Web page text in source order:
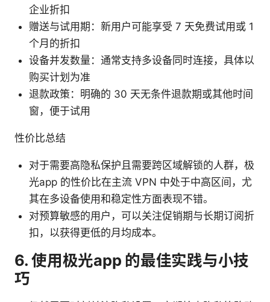
企业折扣
赠送与试用期：新用户可能享受 7 天免费试用或 1
个月的折扣
设备并发数量：通常支持多设备同时连接，具体以
购买计划为准
退款政策：明确的 30 天无条件退款期或其他时间
窗，便于试用
性价比总结
对于需要高隐私保护且需要跨区域解锁的人群，极
光app 的性价比在主流 VPN 中处于中高区间，尤
其在多设备使用和稳定性方面表现不错。
对预算敏感的用户，可以关注促销期与长期订阅折
扣，以获得更低的月均成本。
6. 使用极光app 的最佳实践与小技
巧